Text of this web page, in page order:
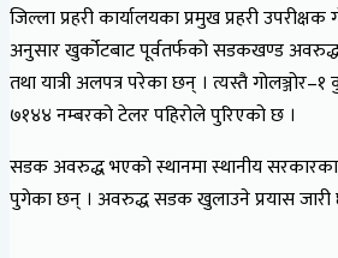
जिल्ला प्रहरी कार्यालयका प्रमुख प्रहरी
अनुसार खुर्कोटबाट पूर्वतर्फको सडकखण्ड अवरुद्ध
तथा यात्री अलपत्र परेका छन् । त्यस्तै
७१४४ नम्बरको टेलर पहिरोले पुरिएको छ ।
सडक अवरुद्ध भएको स्थानमा स्थानीय सरकारका
पुगेका छन् । अवरुद्ध सडक खुलाउने प्रयास जारी